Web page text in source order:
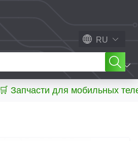
RU
МЕНЮ
🛒 Запчасти для мобильных